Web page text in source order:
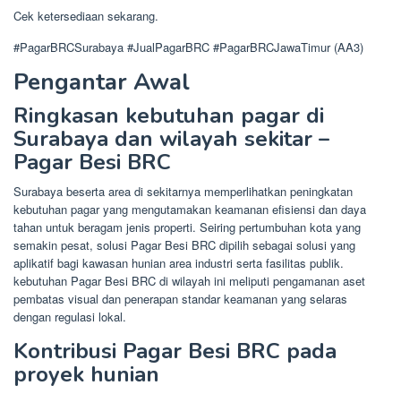
Cek ketersediaan sekarang.
#PagarBRCSurabaya #JualPagarBRC #PagarBRCJawaTimur (AA3)
Pengantar Awal
Ringkasan kebutuhan pagar di
Surabaya dan wilayah sekitar –
Pagar Besi BRC
Surabaya beserta area di sekitarnya memperlihatkan peningkatan
kebutuhan pagar yang mengutamakan keamanan efisiensi dan daya
tahan untuk beragam jenis properti. Seiring pertumbuhan kota yang
semakin pesat, solusi Pagar Besi BRC dipilih sebagai solusi yang
aplikatif bagi kawasan hunian area industri serta fasilitas publik.
kebutuhan Pagar Besi BRC di wilayah ini meliputi pengamanan aset
pembatas visual dan penerapan standar keamanan yang selaras
dengan regulasi lokal.
Kontribusi Pagar Besi BRC pada
proyek hunian